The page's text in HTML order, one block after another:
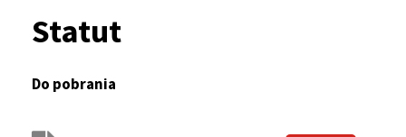
nawigacyjna
Statut
Do pobrania